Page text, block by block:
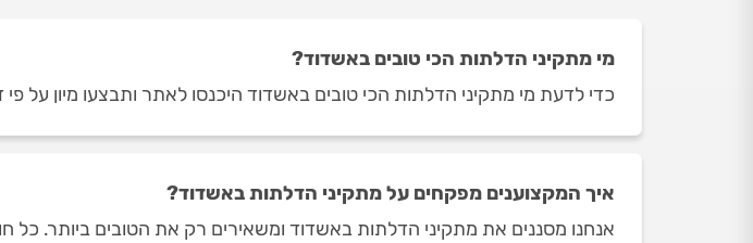
מי מתקיני הדלתות הכי טובים באשדוד?
כדי לדעת מי מתקיני הדלתות הכי טובים באשדוד היכנסו לאתר ותבצעו מיון על
איך המקצוענים מפקחים על מתקיני הדלתות באשדוד?
אנחנו מסננים את מתקיני הדלתות באשדוד ומשאירים רק את הטובים ביותר. כל